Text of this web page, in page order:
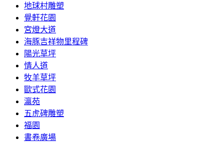
地球村雕塑
覺軒花園
宮燈大道
海豚吉祥物里程碑
陽光草坪
情人道
牧羊草坪
歐式花園
瀛苑
五虎碑雕塑
福園
書卷廣場